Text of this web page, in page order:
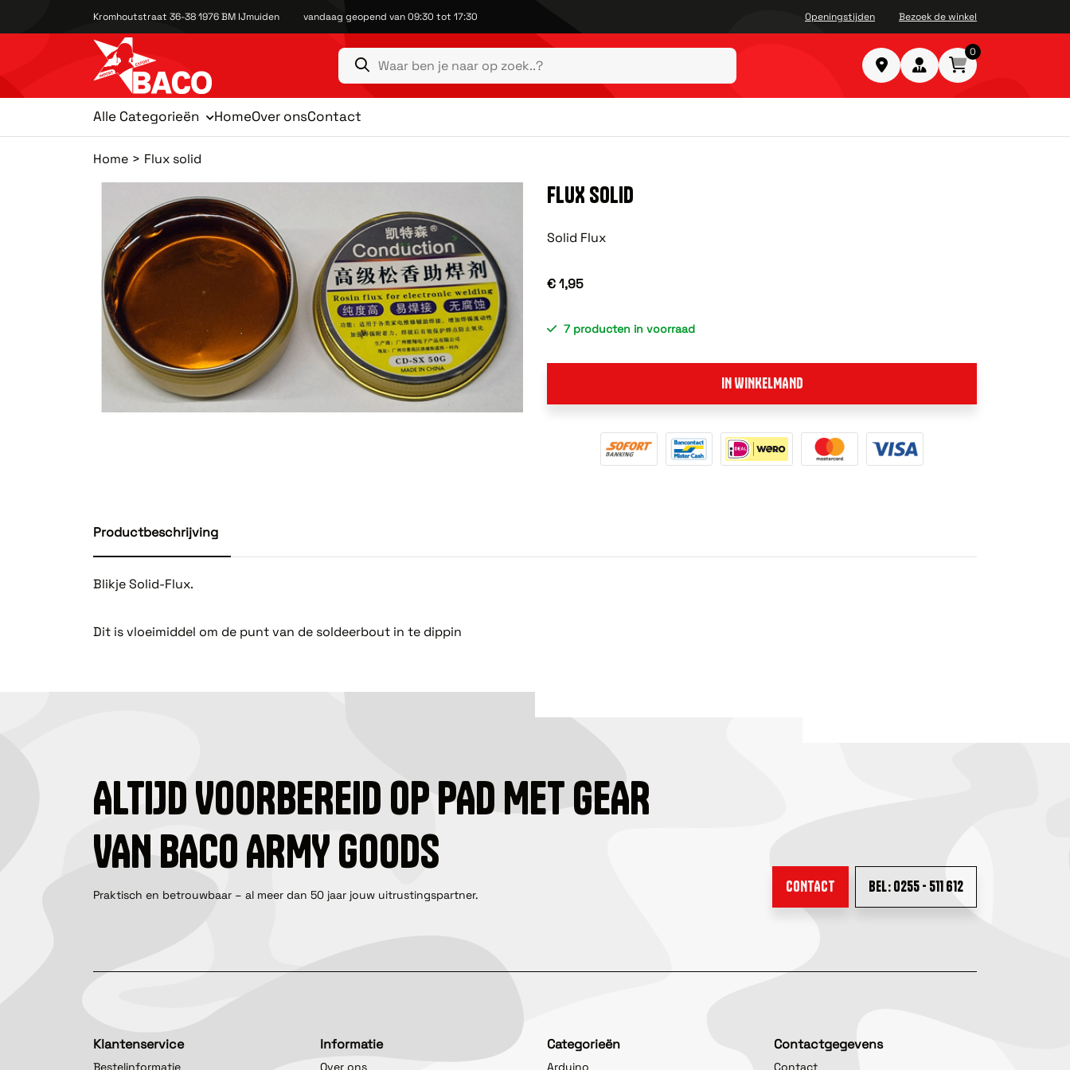
Kromhoutstraat 36-38 1976 BM IJmuiden vandaag geopend van 09:30 tot 17:30 Openingstijden Bezoek de winkel
0
Alle Categorieën HomeOver onsContact
Home Flux solid
FLUX SOLID
Solid Flux
€ 1,95
7 producten in voorraad
IN WINKELMAND
Productbeschrijving
Blikje Solid-Flux.
Dit is vloeimiddel om de punt van de soldeerbout in te dippin
ALTIJD VOORBEREID OP PAD MET GEAR
VAN BACO ARMY GOODS
Praktisch en betrouwbaar – al meer dan 50 jaar jouw uitrustingspartner. CONTACT BEL: 0255 - 511 612
Klantenservice
Bestelinformatie
Informatie
Over ons
Categorieën
Arduino
Contactgegevens
Contact